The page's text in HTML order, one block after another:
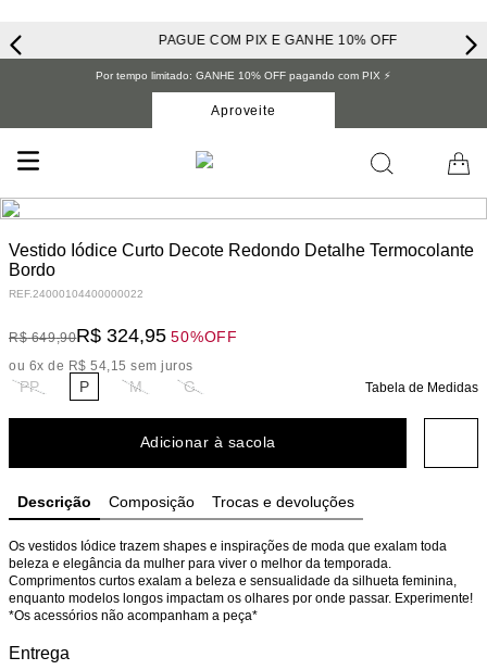
PAGUE COM PIX E GANHE 10% OFF
Por tempo limitado: GANHE 10% OFF pagando com PIX ⚡️
Aproveite
Vestido Iódice Curto Decote Redondo Detalhe Termocolante
Bordo
REF.24000104400000022
R$ 649,90R$ 324,95 50%OFF
ou 6x de R$ 54,15 sem juros
PP P M G Tabela de Medidas
Adicionar à sacola
Descrição Composição Trocas e devoluções
Os vestidos Iódice trazem shapes e inspirações de moda que exalam toda
beleza e elegância da mulher para viver o melhor da temporada.
Comprimentos curtos exalam a beleza e sensualidade da silhueta feminina,
enquanto modelos longos impactam os olhares por onde passar. Experimente!
*Os acessórios não acompanham a peça*
Entrega